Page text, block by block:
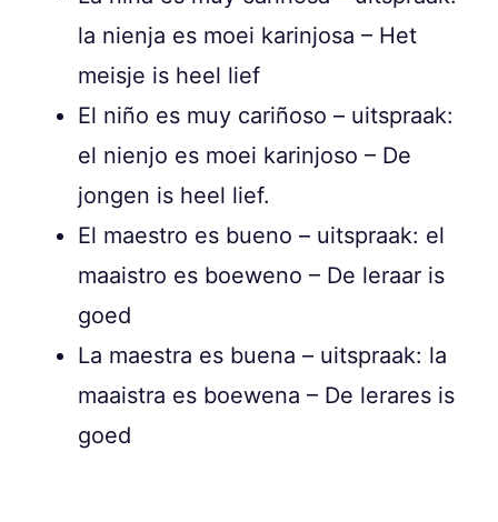
la nienja es moei karinjosa – Het
meisje is heel lief
El niño es muy cariñoso – uitspraak:
el nienjo es moei karinjoso – De
jongen is heel lief.
El maestro es bueno – uitspraak: el
maaistro es boeweno – De leraar is
goed
La maestra es buena – uitspraak: la
maaistra es boewena – De lerares is
goed